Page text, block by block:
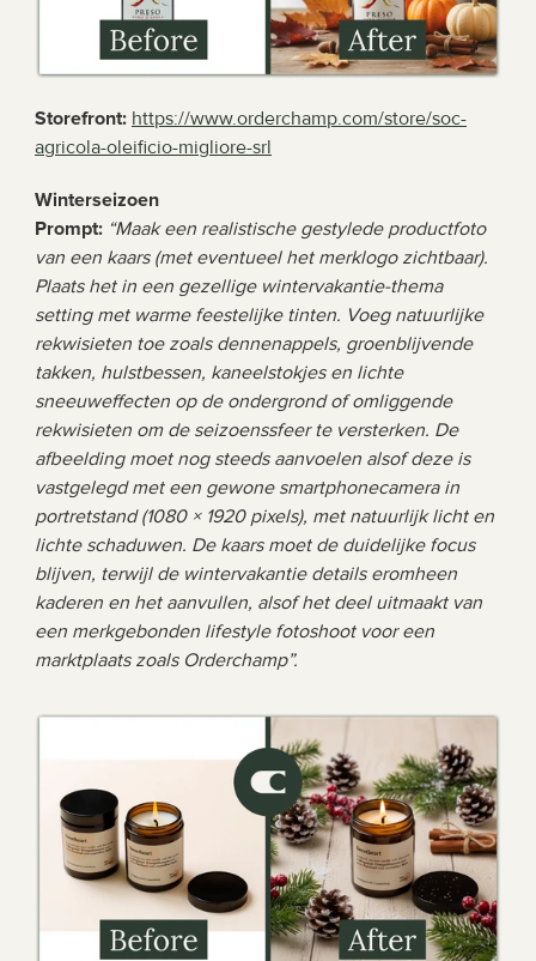
Storefront: https://www.orderchamp.com/store/soc-
agricola-oleificio-migliore-srl
Winterseizoen
Prompt: “Maak een realistische gestylede productfoto
van een kaars (met eventueel het merklogo zichtbaar).
Plaats het in een gezellige wintervakantie-thema
setting met warme feestelijke tinten. Voeg natuurlijke
rekwisieten toe zoals dennenappels, groenblijvende
takken, hulstbessen, kaneelstokjes en lichte
sneeuweffecten op de ondergrond of omliggende
rekwisieten om de seizoenssfeer te versterken. De
afbeelding moet nog steeds aanvoelen alsof deze is
vastgelegd met een gewone smartphonecamera in
portretstand (1080 × 1920 pixels), met natuurlijk licht en
lichte schaduwen. De kaars moet de duidelijke focus
blijven, terwijl de wintervakantie details eromheen
kaderen en het aanvullen, alsof het deel uitmaakt van
een merkgebonden lifestyle fotoshoot voor een
marktplaats zoals Orderchamp”.